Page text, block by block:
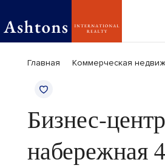
Главная Коммерческая
Бизнес-
набережная 4